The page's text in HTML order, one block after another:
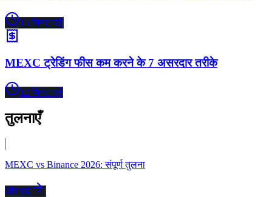
15 मिनट पढ़ें
MEXC ट्रेडिंग फीस कम करने के 7 असरदार तरीके
12 मिनट पढ़ें
तुलनाएँ
MEXC vs Binance 2026: संपूर्ण तुलना
और पढ़ें